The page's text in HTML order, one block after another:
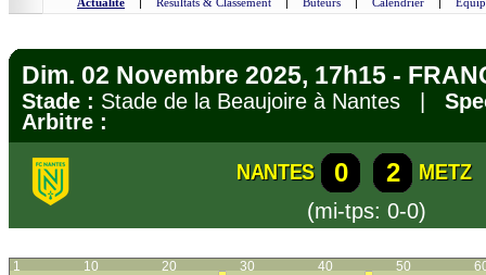
Dim. 02 Novembre 2025, 17h15 -
Stade : Stade de la Beaujoire à Nantes |
Arbitre :
NANTES 0 2
METZ
(mi-tps: 0-0)
1 10 20 30 40 50